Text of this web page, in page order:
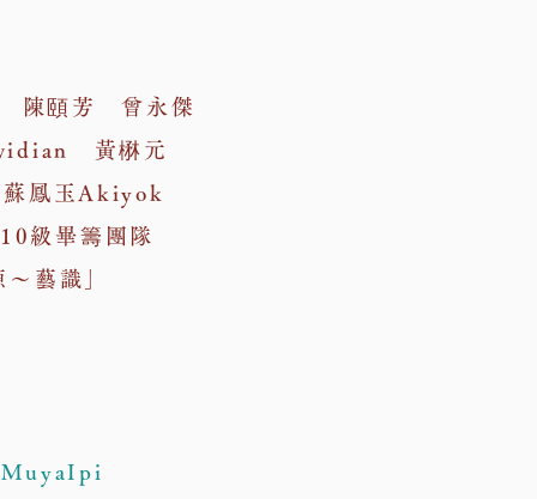
陳頤芳 曾永傑
黃楙元
鳳玉Akiyok
級畢籌團隊
藝識」